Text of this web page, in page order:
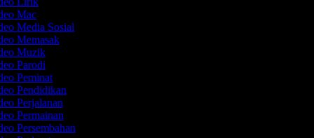
Mac
Media Sosial
Memasak
Muzik
Parodi
Peminat
Pendidikan
Perjalanan
Permainan
Persembahan